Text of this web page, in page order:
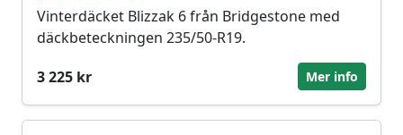
Vinterdäcket Blizzak 6 från Bridgestone med
däckbeteckningen 235/50-R19.
3 225 kr
Mer info